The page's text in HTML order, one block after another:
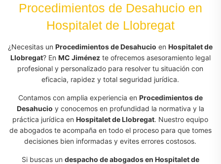
Procedimientos de Desahucio en
Hospitalet de Llobregat
¿Necesitas unProcedimientos de Desahucio enHospitalet de
Llobregat? En MC Jiménezte ofrecemos asesoramiento legal
profesional y personalizado para resolver tu situación con
eficacia, rapidez y total seguridad jurídica.
Contamos con amplia experiencia en Procedimientos de
Desahucio y conocemos en profundidad la normativa y la
práctica jurídica enHospitalet de Llobregat. Nuestro equipo
de abogados te acompaña en todo el proceso para que tomes
decisiones bien informadas y evites errores costosos.
Si buscas un despacho de abogados en Hospitalet de